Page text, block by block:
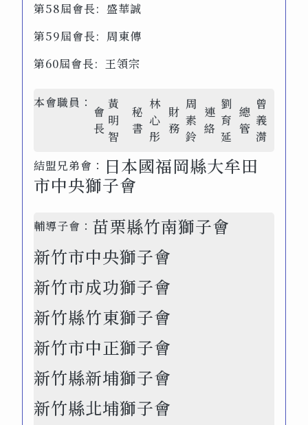
第58屆會長: 盛華誠
第59屆會長: 周東傳
第60屆會長: 王領宗
本會職員：
會
長
黃
明
智
秘
書
林
心
彤
財
務
周
素
鈴
連
絡
劉
育
延
總
管
曾
義
潸
結盟兄弟會： 日本國福岡縣大牟田
市中央獅子會
輔導子會： 苗栗縣竹南獅子會
新竹市中央獅子會
新竹市成功獅子會
新竹縣竹東獅子會
新竹市中正獅子會
新竹縣新埔獅子會
新竹縣北埔獅子會